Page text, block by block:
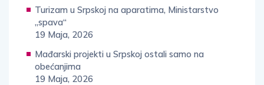
Turizam u Srpskoj na aparatima, Ministarstvo
„spava“
19 Maja, 2026
Mađarski projekti u Srpskoj ostali samo na
obećanjima
19 Maja, 2026